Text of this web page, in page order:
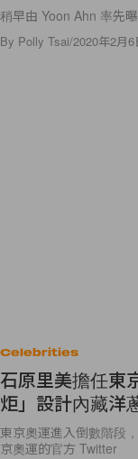
稍早由 Yoon Ahn 率先曝
By Polly Tsai/2020年2月6
Celebrities
石原里美擔任東
炬」設計內藏洋
東京奧運進入倒數階段
京奧運的官方 Twitter